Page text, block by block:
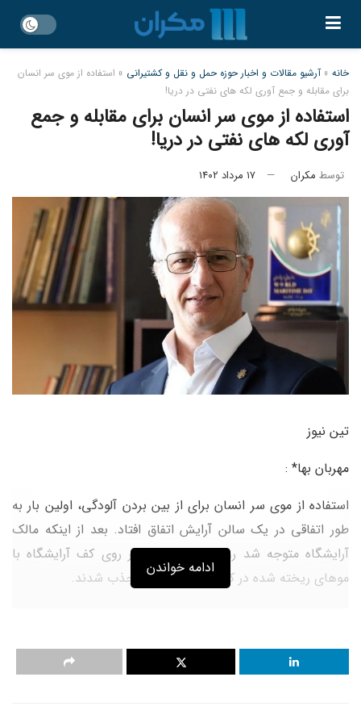
خانه » آرشیو مقالات و اخبار حوزه حمل و نقل و کشتیرانی » استفاده از موی سر انسان
برای مقابله و جمع آوری لکه های نفتی در دریا!
استفاده از موی سر انسان برای مقابله و جمع
آوری لکه های نفتی در دریا!
توسط مکران ۱۷ مرداد ۱۴۰۲
تین نیوز
مهربان بها* :
استفاده از موی سر انسان برای از بین بردن آلودگی، اولین بار به
طور اتفاقی در یک سالن آرایش اتفاق افتاد. بعد از اینکه مالک
آرایشگاه متوجه شد روغن ریخته شده بر روی کف آرایشگاه با
موهای ریخته شده در کف سالن به خوبی جذب شدند.
و مورد استفاده قرار گرفت. در حادثه نفتی Deepwater Horizon
ادامه خواندن